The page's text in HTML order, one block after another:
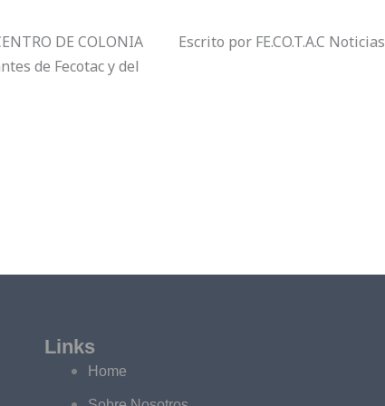
DE COLONIA
de Fecotac y del
Escrito por FE.CO.T.A.C Noticias
Links
Home